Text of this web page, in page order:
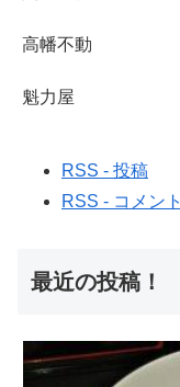
高幡不動
魁力屋
RSS - 投稿
RSS - コメント
最近の投稿！